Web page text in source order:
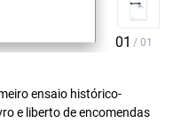
ensaio histórico-
e liberto de encomendas